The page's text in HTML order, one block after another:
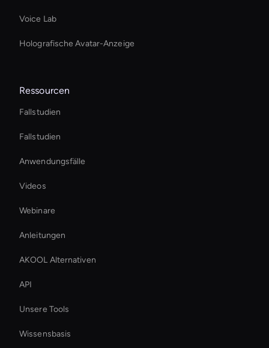
Voice Lab
Holografische Avatar-Anzeige
Ressourcen
Fallstudien
Fallstudien
Anwendungsfälle
Videos
Webinare
Anleitungen
AKOOL Alternativen
API
Unsere Tools
Wissensbasis